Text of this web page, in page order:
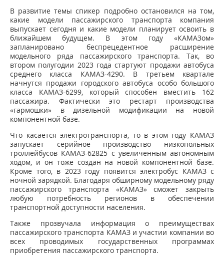
В развитие темы спикер подробно остановился на том,
какие модели пассажирского транспорта компания
выпускает сегодня и какие модели планирует освоить в
ближайшем будущем. В этом году «КАМАЗом»
запланировано беспрецедентное расширение
модельного ряда пассажирского транспорта. Так, во
втором полугодии 2023 года стартуют продажи автобуса
среднего класса КАМАЗ-4290. В третьем квартале
начнутся продажи городского автобуса особо большого
класса КАМАЗ-6299, который способен вместить 162
пассажира. Фактически это рестарт производства
«гармошки» в дизельной модификации на новой
компонентной базе.
Что касается электротранспорта, то в этом году КАМАЗ
запускает серийное производство низкопольных
троллейбусов КАМАЗ-62825 с увеличенным автономным
ходом, и он тоже создан на новой компонентной базе.
Кроме того, в 2023 году появится электробус КАМАЗ с
ночной зарядкой. Благодаря обширному модельному ряду
пассажирского транспорта «КАМАЗ» сможет закрыть
любую потребность регионов в обеспечении
транспортной доступности населения.
Также прозвучала информация о преимуществах
пассажирского транспорта КАМАЗ и участии компании во
всех проводимых государственных программах
приобретения пассажирского транспорта.